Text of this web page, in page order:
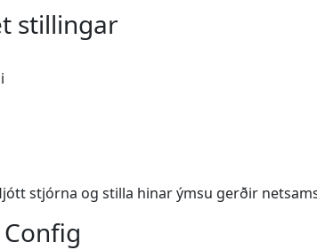
stillingar
stjórna og stilla hinar ýmsu gerðir